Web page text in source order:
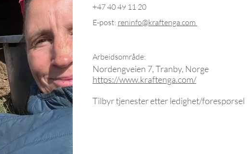
+47 40 49 11 20
E-post: reninfo@kraftenga.com
Arbeidsområde:
Nordengveien 7, Tranby, Norge
https://www.kraftenga.com/
Tilbyr tjenester etter ledighet/forespørsel